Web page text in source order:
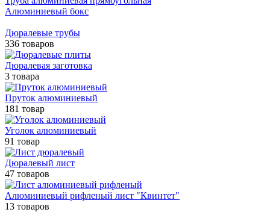
Алюминиевый бокс
Дюралевые трубы
336 товаров
Дюралевая заготовка
3 товара
Пруток алюминиевый
181 товар
Уголок алюминиевый
91 товар
Дюралевый лист
47 товаров
Алюминиевый рифленый лист "Квинтет"
13 товаров